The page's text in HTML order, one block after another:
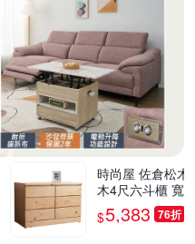
時尚屋 佐倉松木實
木4尺六斗櫃 寬
深58x高76cm
$5,383 76折